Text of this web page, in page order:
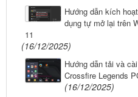
Hướng dẫn kích
dụng tự mở lại trên
11
(16/12/2025)
Hướng dẫn tải và
Crossfire Legends
(16/12/2025)